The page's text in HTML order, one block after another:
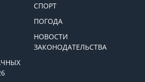
СПОРТ
ПОГОДА
НОВОСТИ
ЗАКОНОДАТЕЛЬСТВА